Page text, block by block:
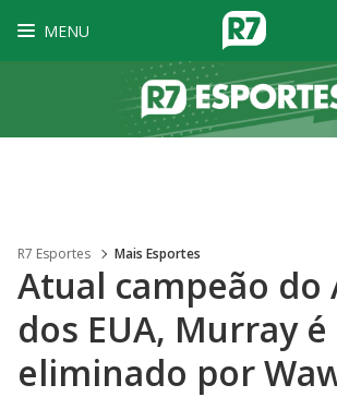
MENU
R7 Esportes Mais Esportes
Atual campeão do
dos EUA, Murray é
eliminado por